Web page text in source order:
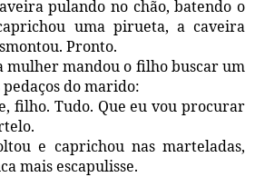
pulando no chão, batendo o
uma pirueta, a caveira
Pronto.
mulher mandou o filho buscar um
do marido:
filho. Tudo. Que eu vou procurar
e caprichou nas marteladas,
mais escapulisse.